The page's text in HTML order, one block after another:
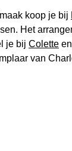
koop je bij
Het
je bij Colette
van